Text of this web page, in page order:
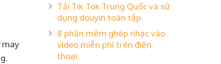
may
Tải Tik Tok Trung Quốc và sử
dụng douyin toàn tập
8 phần mềm ghép nhạc vào
video miễn phí trên điện
thoại